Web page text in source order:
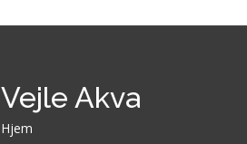
Vejle Akva
Hjem